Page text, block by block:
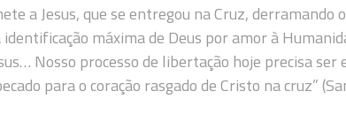
a Jesus, que se entregou na Cruz, derramando
identificação máxima de Deus por amor à
Nosso processo de libertação hoje precisa ser
para o coração rasgado de Cristo na cruz”